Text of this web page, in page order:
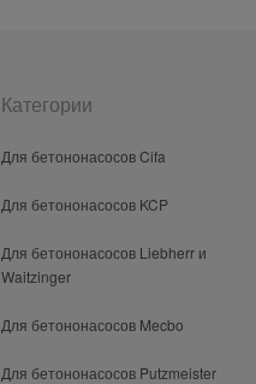
Категории
Для бетононасосов Cifa
Для бетононасосов KCP
Для бетононасосов Liebherr и
Waitzinger
Для бетононасосов Mecbo
Для бетононасосов Putzmeister